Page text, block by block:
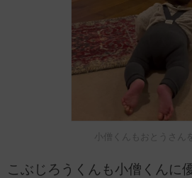
小僧くんもおとうさん
こぶじろうくんも小僧くんに